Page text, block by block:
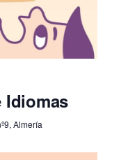
Idiomas
Almería